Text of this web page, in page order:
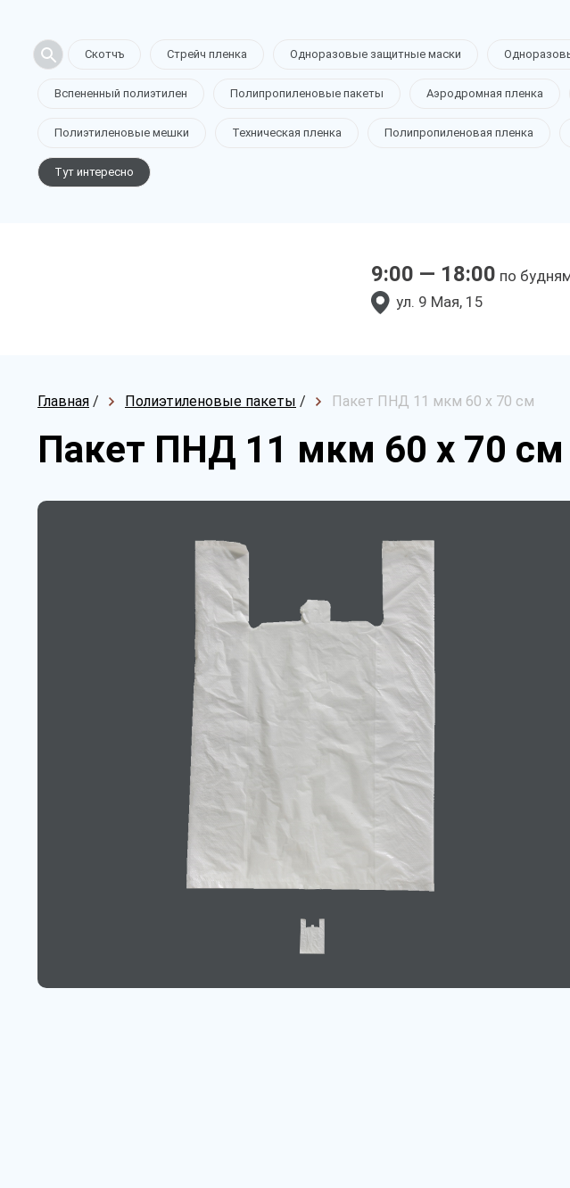
Скотчъ Стрейч пленка Одноразовые защитные маски
Вспененный полиэтилен Полипропиленовые пакеты Аэродромная пленка
Полиэтиленовые мешки Техническая пленка Полипропиленовая пленка
Тут интересно
9:00 — 18:00 по
ул. 9 Мая, 15
Главная / Полиэтиленовые пакеты / Пакет ПНД 11 мкм 60 х 70 см
Пакет ПНД 11 мкм 60 х 70 см